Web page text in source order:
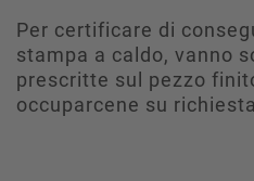
Per certificare di
stampa a caldo, vanno
prescritte sul pezzo
occuparcene su